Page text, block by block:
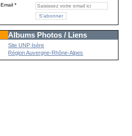
Email
Albums Photos / Liens
Site UNP Isère
Région Auvergne-Rhône-Alpes